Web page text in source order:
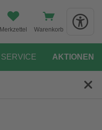
Merkzettel Warenkorb
SERVICE AKTIONEN